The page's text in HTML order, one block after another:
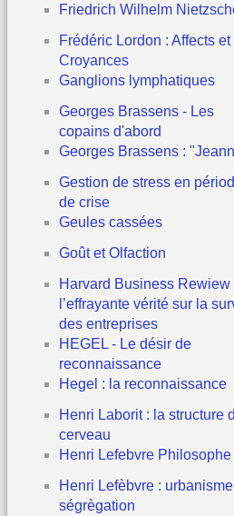
Friedrich Wilhelm
Frédéric Lordon : Affects et
Croyances
Ganglions lymphatiques
Georges Brassens - Les
copains d'abord
Georges Brassens :
Gestion de stress en
de crise
Geules cassées
Goût et Olfaction
Harvard Business Rewiew
l’effrayante vérité sur la
des entreprises
HEGEL - Le désir de
reconnaissance
Hegel : la reconnaissance
Henri Laborit : la structure
cerveau
Henri Lefebvre Philosophe
Henri Lefèbvre :
ségrègation